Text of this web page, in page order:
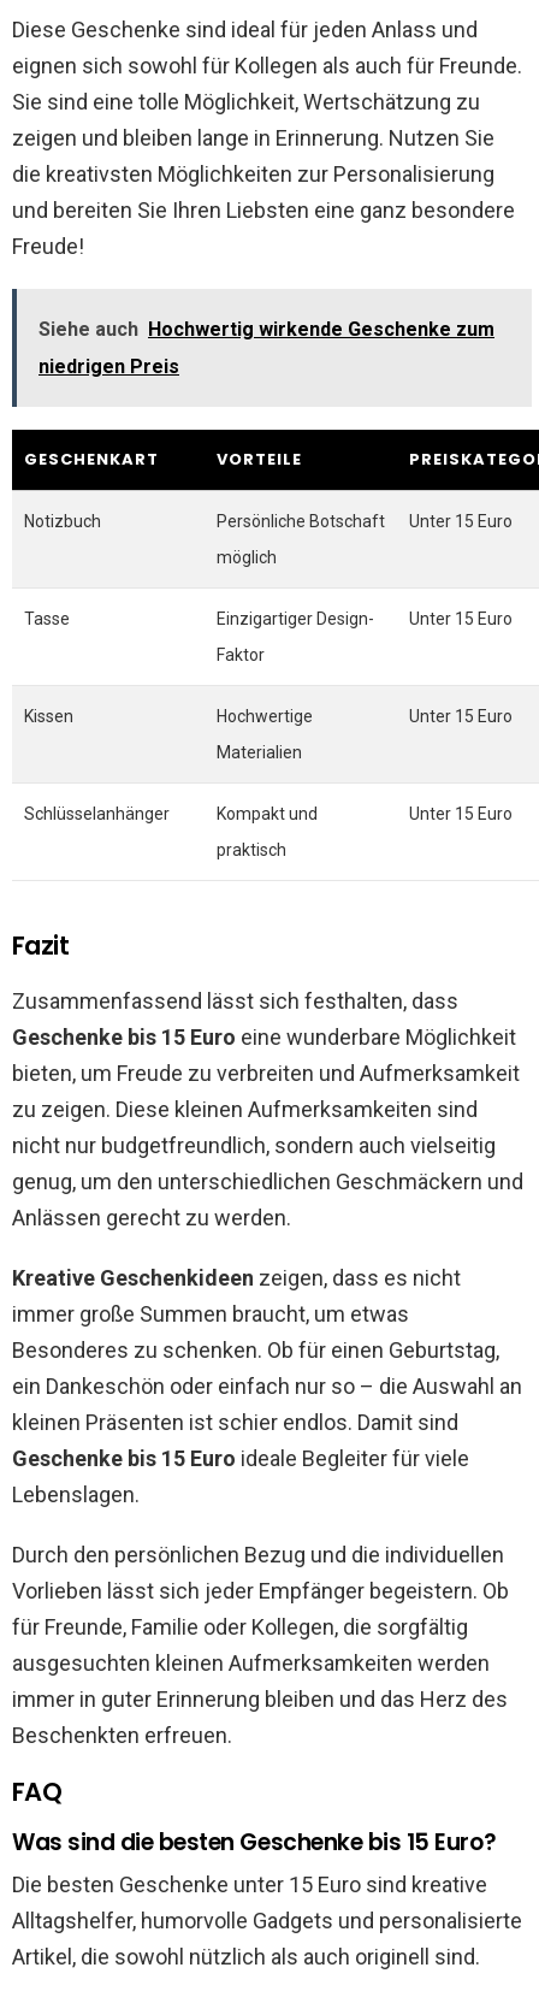
Diese Geschenke sind ideal für jeden Anlass und
eignen sich sowohl für Kollegen als auch für Freunde.
Sie sind eine tolle Möglichkeit, Wertschätzung zu
zeigen und bleiben lange in Erinnerung. Nutzen Sie
die kreativsten Möglichkeiten zur Personalisierung
und bereiten Sie Ihren Liebsten eine ganz besondere
Freude!
Siehe auch Hochwertig wirkende Geschenke zum
niedrigen Preis
GESCHENKART VORTEILE
Notizbuch
Persönliche Botschaft
möglich
Unter 15 Euro
Tasse
Einzigartiger Design-
Faktor
Unter 15 Euro
Kissen
Hochwertige
Materialien
Unter 15 Euro
Schlüsselanhänger
Kompakt und
praktisch
Unter 15 Euro
Fazit
Zusammenfassend lässt sich festhalten, dass
Geschenke bis 15 Euro eine wunderbare Möglichkeit
bieten, um Freude zu verbreiten und Aufmerksamkeit
zu zeigen. Diese kleinen Aufmerksamkeiten sind
nicht nur budgetfreundlich, sondern auch vielseitig
genug, um den unterschiedlichen Geschmäckern und
Anlässen gerecht zu werden.
Kreative Geschenkideen zeigen, dass es nicht
immer große Summen braucht, um etwas
Besonderes zu schenken. Ob für einen Geburtstag,
ein Dankeschön oder einfach nur so – die Auswahl an
kleinen Präsenten ist schier endlos. Damit sind
Geschenke bis 15 Euro ideale Begleiter für viele
Lebenslagen.
Durch den persönlichen Bezug und die individuellen
Vorlieben lässt sich jeder Empfänger begeistern. Ob
für Freunde, Familie oder Kollegen, die sorgfältig
ausgesuchten kleinen Aufmerksamkeiten werden
immer in guter Erinnerung bleiben und das Herz des
Beschenkten erfreuen.
FAQ
Was sind die besten Geschenke bis 15 Euro?
Die besten Geschenke unter 15 Euro sind kreative
Alltagshelfer, humorvolle Gadgets und personalisierte
Artikel, die sowohl nützlich als auch originell sind.